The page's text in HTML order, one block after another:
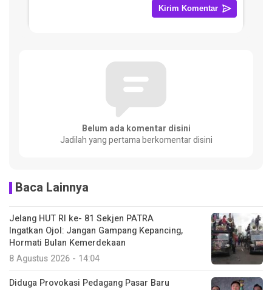
Belum ada komentar disini
Jadilah yang pertama berkomentar disini
Baca Lainnya
Jelang HUT RI ke- 81 Sekjen PATRA
Ingatkan Ojol: Jangan Gampang Kepancing,
Hormati Bulan Kemerdekaan
8 Agustus 2026 - 14:04
Diduga Provokasi Pedagang Pasar Baru